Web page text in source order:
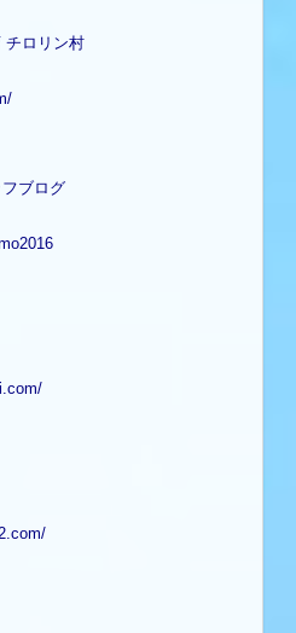
チロリン村
ブログ